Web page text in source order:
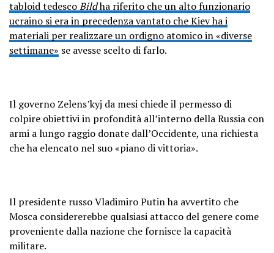
tabloid tedescoBildha riferito che un alto funzionario
ucraino si era in precedenza vantato che Kiev ha i
materiali per realizzare un ordigno atomico in «diverse
settimane» se avesse scelto di farlo.
Il governo Zelens’kyj da mesi chiede il permesso di
colpire obiettivi in ​​profondità all’interno della Russia con
armi a lungo raggio donate dall’Occidente, una richiesta
che ha elencato nel suo «piano di vittoria».
Il presidente russo Vladimiro Putin ha avvertito che
Mosca considererebbe qualsiasi attacco del genere come
proveniente dalla nazione che fornisce la capacità
militare.